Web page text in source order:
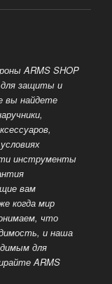
ARMS SHOP
для защиты и
вы найдете
инструменты
вам
когда мир
что
и наша
для
ARMS